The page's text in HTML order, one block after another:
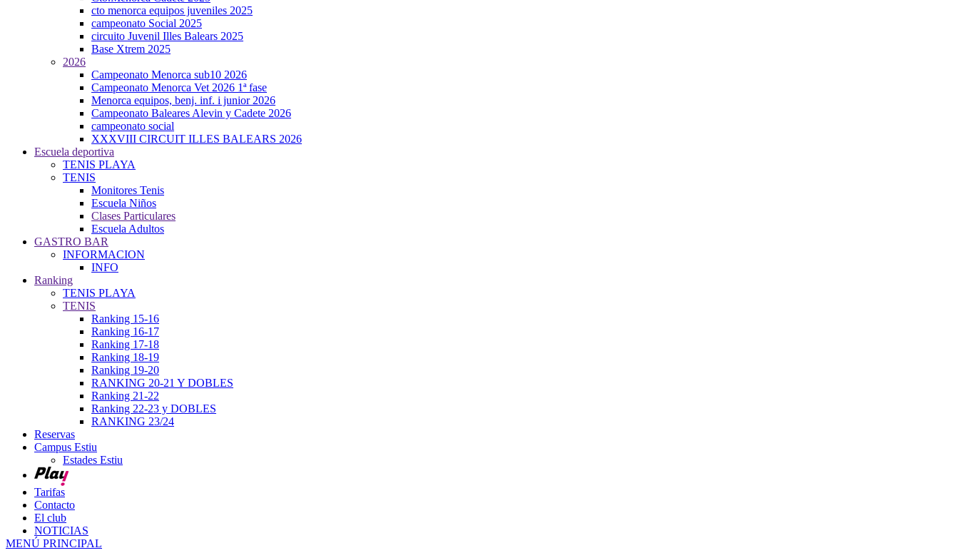
cto menorca equipos juveniles 2025
campeonato Social 2025
circuito Juvenil Illes Balears 2025
Base Xtrem 2025
2026
Campeonato Menorca sub10 2026
Campeonato Menorca Vet 2026 1ª fase
Menorca equipos, benj. inf. i junior 2026
Campeonato Baleares Alevin y Cadete 2026
campeonato social
XXXVIII CIRCUIT ILLES BALEARS 2026
Escuela deportiva
TENIS PLAYA
TENIS
Monitores Tenis
Escuela Niños
Clases Particulares
Escuela Adultos
GASTRO BAR
INFORMACION
INFO
Ranking
TENIS PLAYA
TENIS
Ranking 15-16
Ranking 16-17
Ranking 17-18
Ranking 18-19
Ranking 19-20
RANKING 20-21 Y DOBLES
Ranking 21-22
Ranking 22-23 y DOBLES
RANKING 23/24
Reservas
Campus Estiu
Estades Estiu
Tarifas
Contacto
El club
NOTICIAS
MENÚ PRINCIPAL